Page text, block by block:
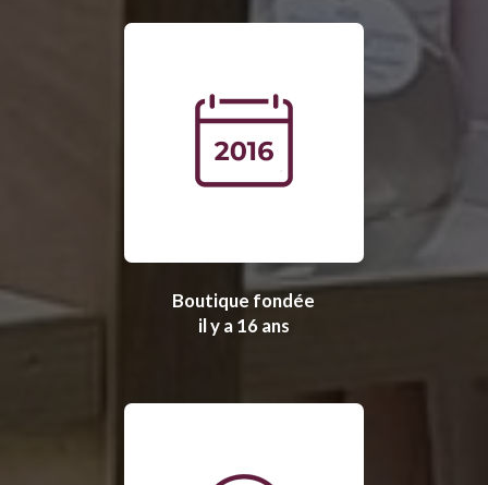
Boutique fondée
il y a 16 ans